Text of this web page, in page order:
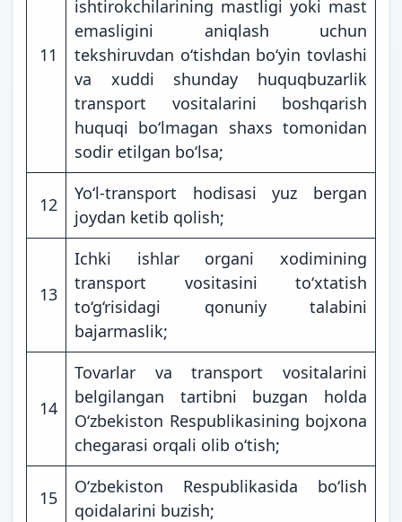
11
ishtirokchilarining mastligi yoki mast
emasligini aniqlash uchun
tekshiruvdan o‘tishdan bo‘yin tovlashi
va xuddi shunday huquqbuzarlik
transport vositalarini boshqarish
huquqi bo‘lmagan shaxs tomonidan
sodir etilgan bo‘lsa;
12
Yo‘l-transport hodisasi yuz bergan
joydan ketib qolish;
13
Ichki ishlar organi xodimining
transport vositasini to‘xtatish
to‘g‘risidagi qonuniy talabini
bajarmaslik;
14
Tovarlar va transport vositalarini
belgilangan tartibni buzgan holda
O‘zbekiston Respublikasining bojxona
chegarasi orqali olib o‘tish;
15
O‘zbekiston Respublikasida bo‘lish
qoidalarini buzish;